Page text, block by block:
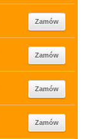
Zamów
Zamów
Zamów
Zamów